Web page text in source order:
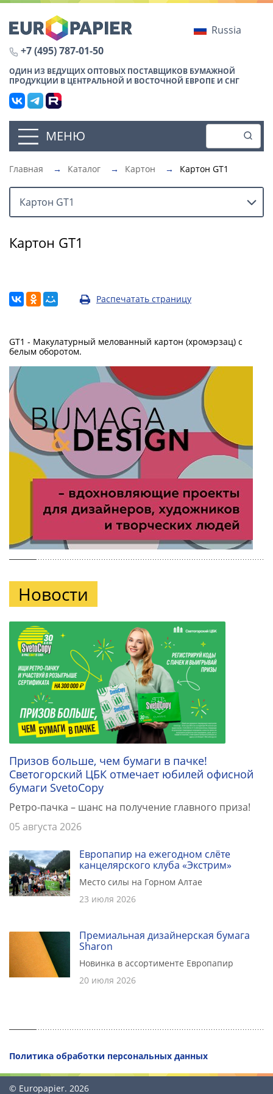
Russia
+7 (495) 787-01-50
ОДИН ИЗ ВЕДУЩИХ ОПТОВЫХ ПОСТАВЩИКОВ БУМАЖНОЙ
ПРОДУКЦИИ В ЦЕНТРАЛЬНОЙ И ВОСТОЧНОЙ ЕВРОПЕ И СНГ
МЕНЮ
Главная → Каталог → Картон → Картон GT1
Картон GT1
Картон GT1
Распечатать страницу
GT1 - Макулатурный мелованный картон (хромэрзац) с
белым оборотом.
Новости
Призов больше, чем бумаги в пачке!
Светогорский ЦБК отмечает юбилей офисной
бумаги SvetoCopy
Ретро-пачка – шанс на получение главного приза!
05 августа 2026
Европапир на ежегодном слёте
канцелярского клуба «Экстрим»
Место силы на Горном Алтае
23 июля 2026
Премиальная дизайнерская бумага
Sharon
Новинка в ассортименте Европапир
20 июля 2026
Политика обработки персональных данных
© Europapier. 2026